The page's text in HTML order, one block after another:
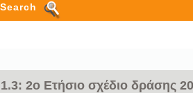
2ο Ετήσιο σχέδιο δράσης